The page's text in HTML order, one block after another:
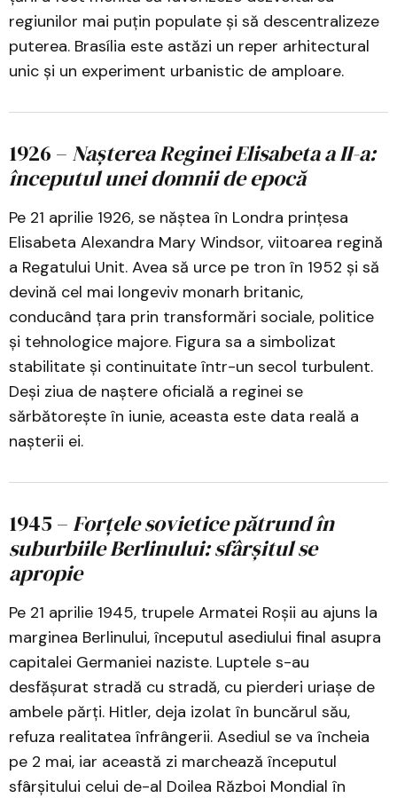
regiunilor mai puțin populate și să descentralizeze
puterea. Brasília este astăzi un reper arhitectural
unic și un experiment urbanistic de amploare.
1926 – Nașterea Reginei Elisabeta a II-a:
începutul unei domnii de epocă
Pe 21 aprilie 1926, se năștea în Londra prințesa
Elisabeta Alexandra Mary Windsor, viitoarea regină
a Regatului Unit. Avea să urce pe tron în 1952 și să
devină cel mai longeviv monarh britanic,
conducând țara prin transformări sociale, politice
și tehnologice majore. Figura sa a simbolizat
stabilitate și continuitate într-un secol turbulent.
Deși ziua de naștere oficială a reginei se
sărbătorește în iunie, aceasta este data reală a
nașterii ei.
1945 –Forțele sovietice pătrund în
suburbiile Berlinului: sfârșitul se
apropie
Pe 21 aprilie 1945, trupele Armatei Roșii au ajuns la
marginea Berlinului, începutul asediului final asupra
capitalei Germaniei naziste. Luptele s-au
desfășurat stradă cu stradă, cu pierderi uriașe de
ambele părți. Hitler, deja izolat în buncărul său,
refuza realitatea înfrângerii. Asediul se va încheia
pe 2 mai, iar această zi marchează începutul
sfârșitului celui de-al Doilea Război Mondial în